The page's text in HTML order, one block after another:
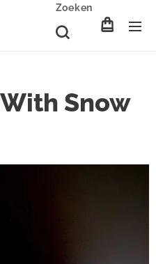
Zoeken
Snow